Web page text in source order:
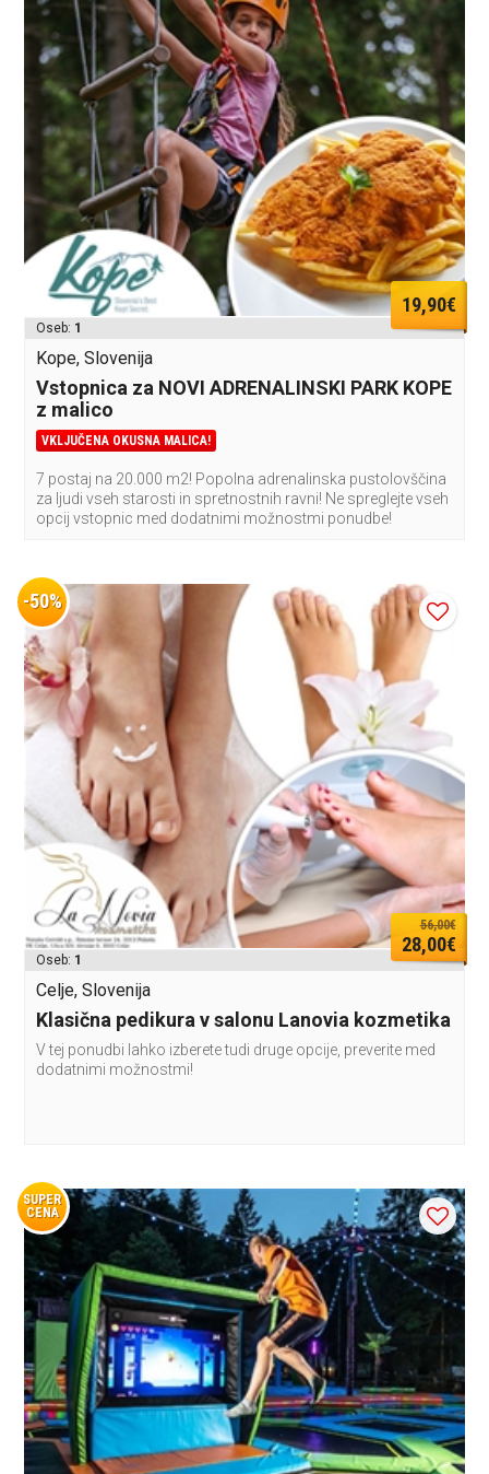
19,90€
Oseb: 1
Kope, Slovenija
Vstopnica za NOVI ADRENALINSKI PARK KOPE
z malico
VKLJUČENA OKUSNA MALICA!
7 postaj na 20.000 m2! Popolna adrenalinska pustolovščina
za ljudi vseh starosti in spretnostnih ravni! Ne spreglejte vseh
opcij vstopnic med dodatnimi možnostmi ponudbe!
-50%
56,00€
28,00€
Oseb: 1
Celje, Slovenija
Klasična pedikura v salonu Lanovia kozmetika
V tej ponudbi lahko izberete tudi druge opcije, preverite med
dodatnimi možnostmi!
SUPER
CENA